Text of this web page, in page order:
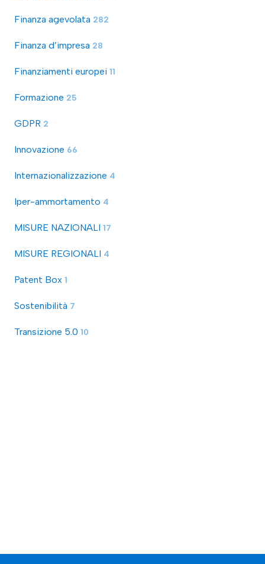
Finanza agevolata 282
Finanza d’impresa 28
Finanziamenti europei 11
Formazione 25
GDPR 2
Innovazione 66
Internazionalizzazione 4
Iper-ammortamento 4
MISURE NAZIONALI 17
MISURE REGIONALI 4
Patent Box 1
Sostenibilità 7
Transizione 5.0 10